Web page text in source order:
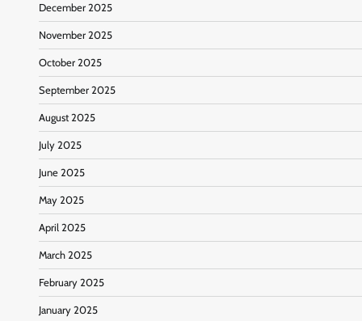
December 2025
November 2025
October 2025
September 2025
August 2025
July 2025
June 2025
May 2025
April 2025
March 2025
February 2025
January 2025